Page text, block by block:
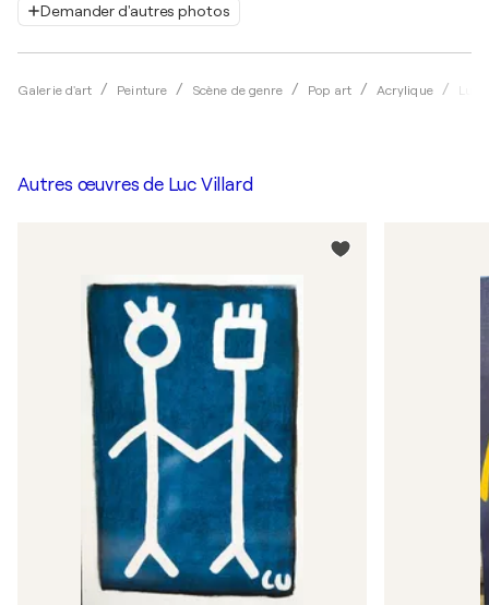
Demander d'autres photos
Galerie d'art Peinture Scène de genre Pop art Acrylique Luc
Autres œuvres de Luc Villard